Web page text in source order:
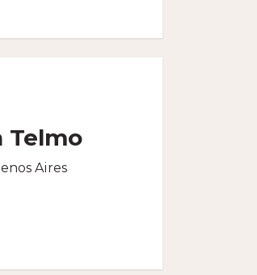
Telmo
Aires